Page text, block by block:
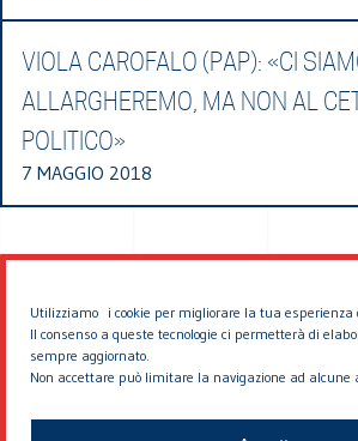
Utilizziamo i cookie per migliorare la tua esperienza
Il consenso a queste tecnologie ci permetterà di
sempre aggiornato.
Non accettare può limitare la navigazione ad alcune
VIOLA CAROFALO (PAP): «CI
ALLARGHEREMO, MA NON AL
POLITICO»
7 MAGGIO 2018
© 2026 EDDYBURG